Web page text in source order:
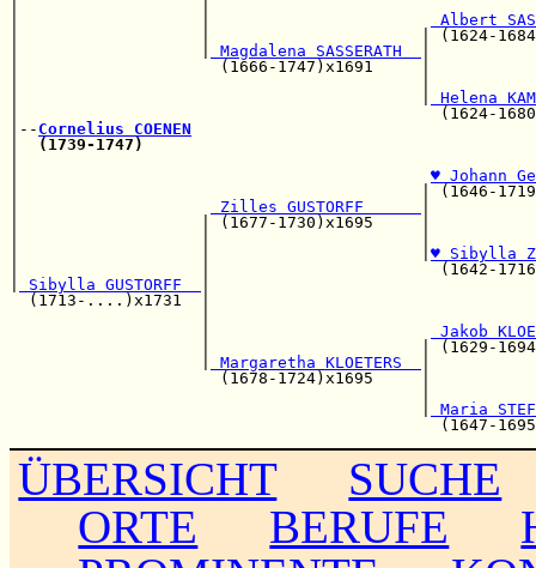
Albert
|                   |                      | (1624-
Magdalena SASSERATH
|                     (1666-
Helena
|                                            (1624-
|-- Cornelius COENEN
(1739-1747)
♥ Johann
|                                          | (1646-
Zilles GUSTORFF
|                   | (1677-
♥
|                   |                        (1642-
Sibylla GUSTORFF
(1713-
Jakob
|                      |
Margaretha KLOETERS
(1678-
Maria
ÜBERSICHT
SUCHE
ORTE
BERUFE